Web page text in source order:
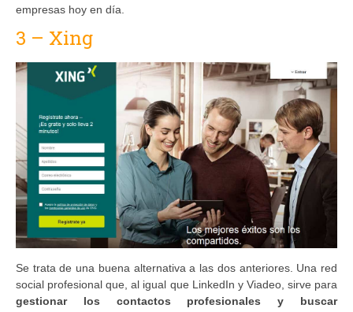
empresas hoy en día.
3 – Xing
Se trata de una buena alternativa a las dos anteriores. Una red
social profesional que, al igual que LinkedIn y Viadeo, sirve para
gestionar los contactos profesionales y buscar